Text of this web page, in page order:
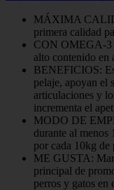
MÁXIMA
primera calidad
CON OMEGA-3
alto contenido en
BENEFICIOS:
pelaje, apoyan el
articulaciones y
incrementa el
MODO DE
durante al menos
por cada 10kg de
ME GUSTA:
principal de
perros y gatos en